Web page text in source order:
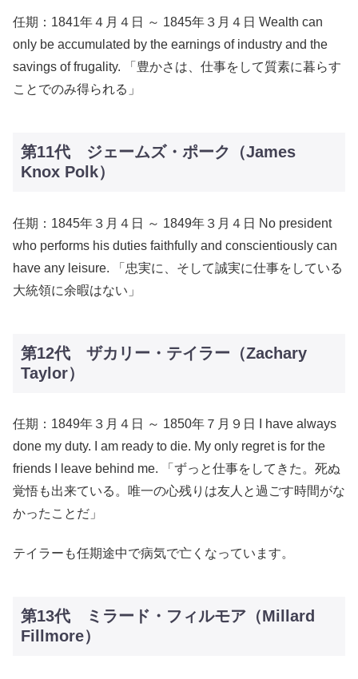
任期：1841年４月４日 ～ 1845年３月４日 Wealth can
only be accumulated by the earnings of industry and the
savings of frugality. 「豊かさは、仕事をして質素に暮らす
ことでのみ得られる」
第11代 ジェームズ・ポーク（James
Knox Polk）
任期：1845年３月４日 ～ 1849年３月４日 No president
who performs his duties faithfully and conscientiously can
have any leisure. 「忠実に、そして誠実に仕事をしている
大統領に余暇はない」
第12代 ザカリー・テイラー（Zachary
Taylor）
任期：1849年３月４日 ～ 1850年７月９日 I have always
done my duty. I am ready to die. My only regret is for the
friends I leave behind me. 「ずっと仕事をしてきた。死ぬ
覚悟も出来ている。唯一の心残りは友人と過ごす時間がな
かったことだ」
テイラーも任期途中で病気で亡くなっています。
第13代 ミラード・フィルモア（Millard
Fillmore）